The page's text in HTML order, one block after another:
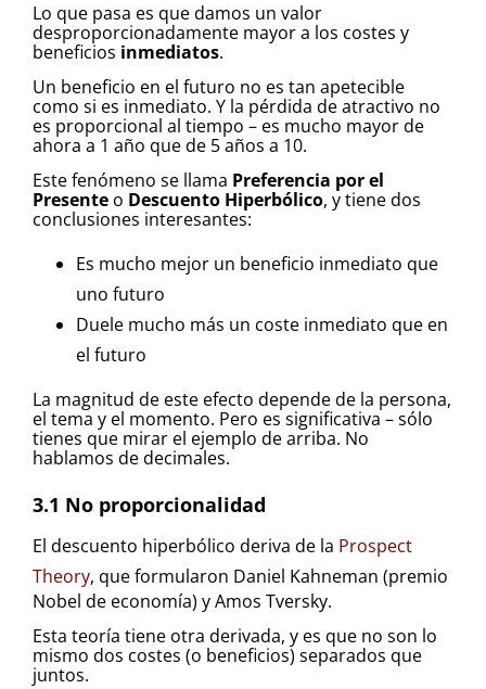
Lo que pasa es que damos un valor
desproporcionadamente mayor a los costes y
beneficios inmediatos.
Un beneficio en el futuro no es tan apetecible
como si es inmediato. Y la pérdida de atractivo no
es proporcional al tiempo – es mucho mayor de
ahora a 1 año que de 5 años a 10.
Este fenómeno se llama Preferencia por el
Presente o Descuento Hiperbólico, y tiene dos
conclusiones interesantes:
Es mucho mejor un beneficio inmediato que
uno futuro
Duele mucho más un coste inmediato que en
el futuro
La magnitud de este efecto depende de la persona,
el tema y el momento. Pero es significativa – sólo
tienes que mirar el ejemplo de arriba. No
hablamos de decimales.
3.1 No proporcionalidad
El descuento hiperbólico deriva de la Prospect
Theory, que formularon Daniel Kahneman (premio
Nobel de economía) y Amos Tversky.
Esta teoría tiene otra derivada, y es que no son lo
mismo dos costes (o beneficios) separados que
juntos.